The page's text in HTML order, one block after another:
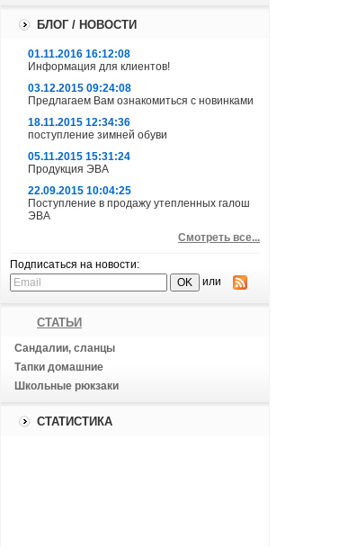
БЛОГ / НОВОСТИ
01.11.2016 16:12:08
Информация для клиентов!
03.12.2015 09:24:08
Предлагаем Вам ознакомиться с новинками
18.11.2015 12:34:36
поступление зимней обуви
05.11.2015 15:31:24
Продукция ЭВА
22.09.2015 10:04:25
Поступление в продажу утепленных галош
ЭВА
Смотреть все...
Подписаться на новости:
или
СТАТЬИ
Сандалии, сланцы
Тапки домашние
Школьные рюкзаки
СТАТИСТИКА